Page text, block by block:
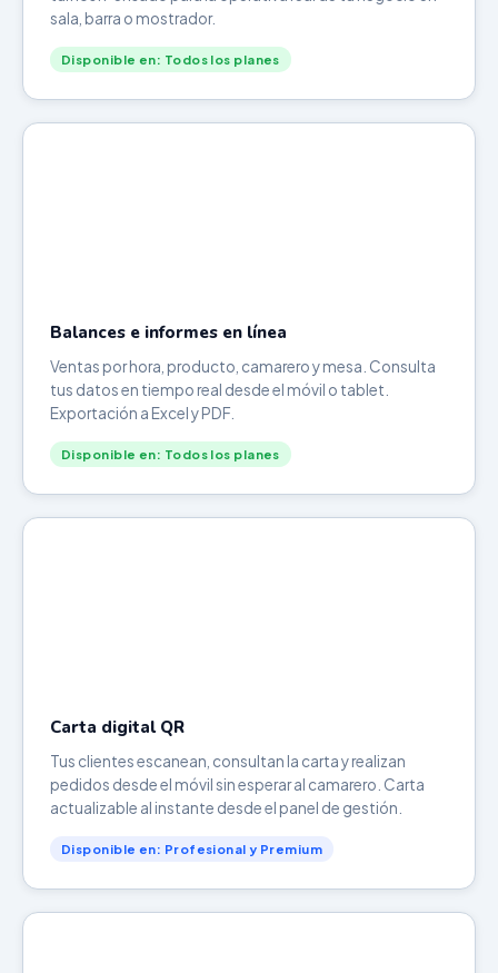
sala, barra o mostrador.
Disponible en: Todos los planes
Balances e informes en línea
Ventas por hora, producto, camarero y mesa. Consulta
tus datos en tiempo real desde el móvil o tablet.
Exportación a Excel y PDF.
Disponible en: Todos los planes
Carta digital QR
Tus clientes escanean, consultan la carta y realizan
pedidos desde el móvil sin esperar al camarero. Carta
actualizable al instante desde el panel de gestión.
Disponible en: Profesional y Premium